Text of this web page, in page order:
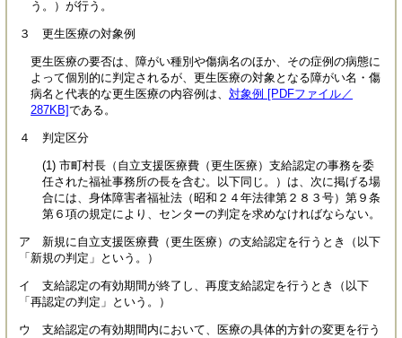
う。）が行う。
３ 更生医療の対象例
更生医療の要否は、障がい種別や傷病名のほか、その症例の病態に
よって個別的に判定されるが、更生医療の対象となる障がい名・傷
病名と代表的な更生医療の内容例は、対象例 [PDFファイル／
287KB]である。
４ 判定区分
(1) 市町村長（自立支援医療費（更生医療）支給認定の事務を委
任された福祉事務所の長を含む。以下同じ。）は、次に掲げる場
合には、身体障害者福祉法（昭和２４年法律第２８３号）第９条
第６項の規定により、センターの判定を求めなければならない。
ア 新規に自立支援医療費（更生医療）の支給認定を行うとき（以下
「新規の判定」という。）
イ 支給認定の有効期間が終了し、再度支給認定を行うとき（以下
「再認定の判定」という。）
ウ 支給認定の有効期間内において、医療の具体的方針の変更を行う